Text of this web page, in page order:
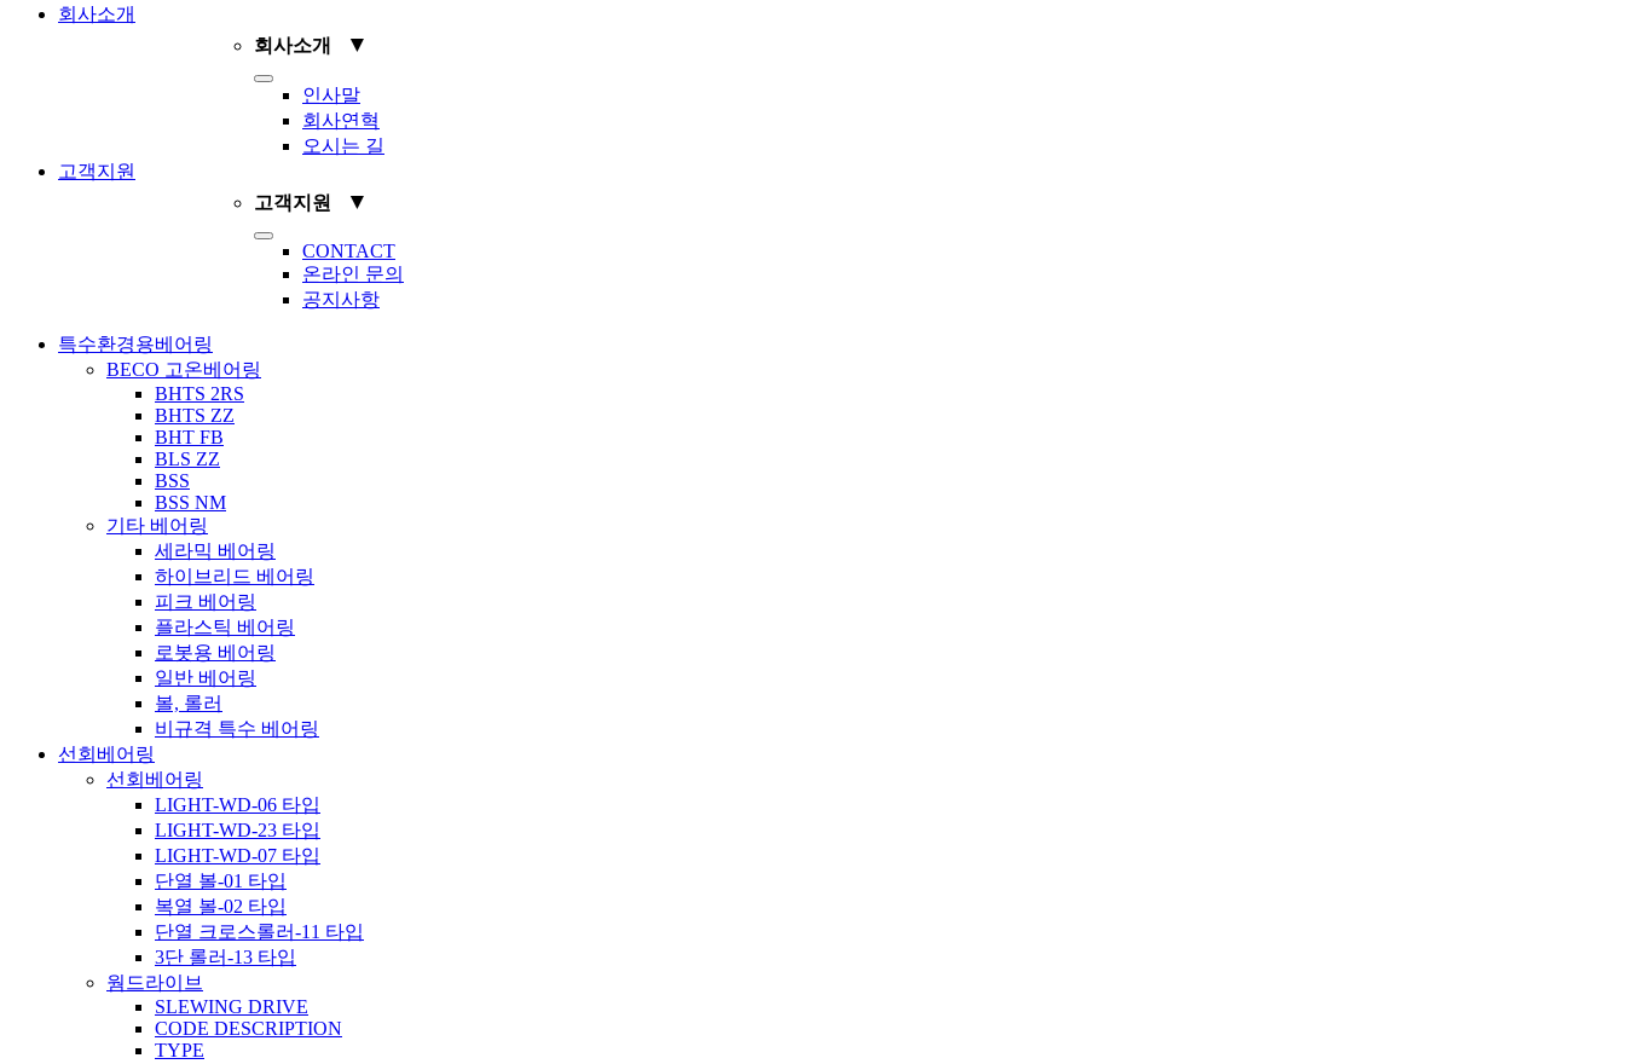
회사소개
회사소개
▼
Toggle
Navigation
인사말
회사연혁
오시는 길
고객지원
고객지원
▼
Toggle
Navigation
CONTACT
온라인 문의
공지사항
특수환경용베어링
BECO 고온베어링
BHTS 2RS
BHTS ZZ
BHT FB
BLS ZZ
BSS
BSS NM
기타 베어링
세라믹 베어링
하이브리드 베어링
피크 베어링
플라스틱 베어링
로봇용 베어링
일반 베어링
볼, 롤러
비규격 특수 베어링
선회베어링
선회베어링
LIGHT-WD-06 타입
LIGHT-WD-23 타입
LIGHT-WD-07 타입
단열 볼-01 타입
복열 볼-02 타입
단열 크로스롤러-11 타입
3단 롤러-13 타입
웜드라이브
SLEWING DRIVE
CODE DESCRIPTION
TYPE